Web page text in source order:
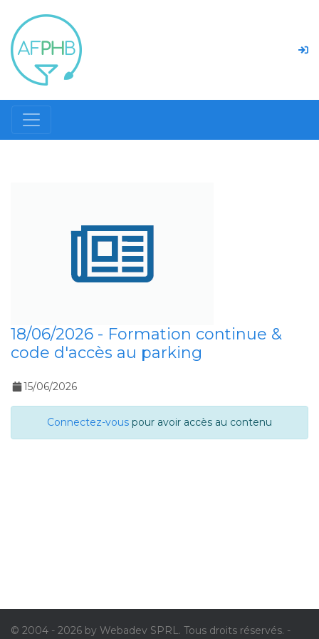
18/06/2026 - Formation continue &
code d'accès au parking
15/06/2026
Connectez-vous pour avoir accès au contenu
© 2004 - 2026 by Webadev SPRL. Tous droits réservés. -